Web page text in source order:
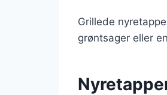
Grillede
grøntsager eller